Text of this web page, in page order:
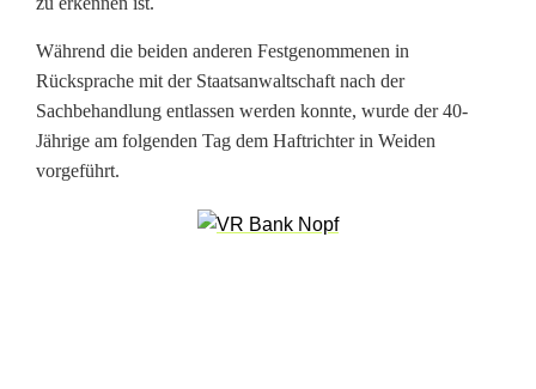
n
d
w
e
Während die beiden anderen Festgenommenen in
Rücksprache mit der Staatsanwaltschaft nach der
Sachbehandlung entlassen werden konnte, wurde der 40-
Jährige am folgenden Tag dem Haftrichter in Weiden
vorgeführt.